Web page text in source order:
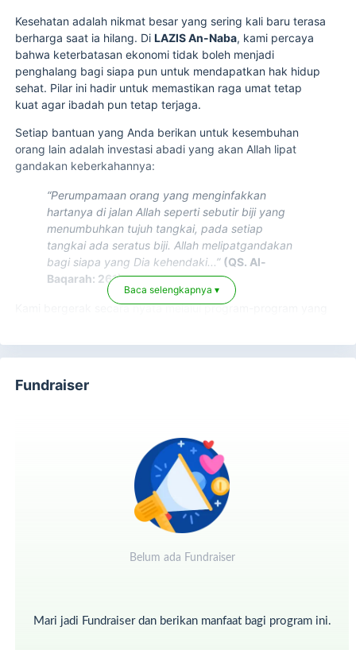
Kesehatan adalah nikmat besar yang sering kali baru terasa
berharga saat ia hilang. DiLAZIS An-Naba, kami percaya
bahwa keterbatasan ekonomi tidak boleh menjadi
penghalang bagi siapa pun untuk mendapatkan hak hidup
sehat. Pilar ini hadir untuk memastikan raga umat tetap
kuat agar ibadah pun tetap terjaga.
Setiap bantuan yang Anda berikan untuk kesembuhan
orang lain adalah investasi abadi yang akan Allah lipat
gandakan keberkahannya:
“Perumpamaan orang yang menginfakkan
hartanya di jalan Allah seperti sebutir biji yang
menumbuhkan tujuh tangkai, pada setiap
tangkai ada seratus biji. Allah melipatgandakan
bagi siapa yang Dia kehendaki...” (QS. Al-
Baqarah: 261)
Kami bergerak secara nyata melalui program-program yang
sakit atau penebusan obat-obatan penting.
membutuhkan untuk deteksi dini dan menjaga
Pengadaan Alat Kesehatan:
Penyaluran bantuan alat
bantu seperti kursi roda, kruk, atau tabung oksigen
bagi mereka yang sedang berjuang melawan
Baca selengkapnya ▾
Fundraiser
Belum ada Fundraiser
Mari jadi Fundraiser dan berikan manfaat bagi program ini.